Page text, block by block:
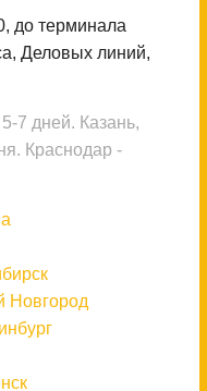
до терминала
Деловых линий,
7 дней. Казань,
Краснодар -
Новгород